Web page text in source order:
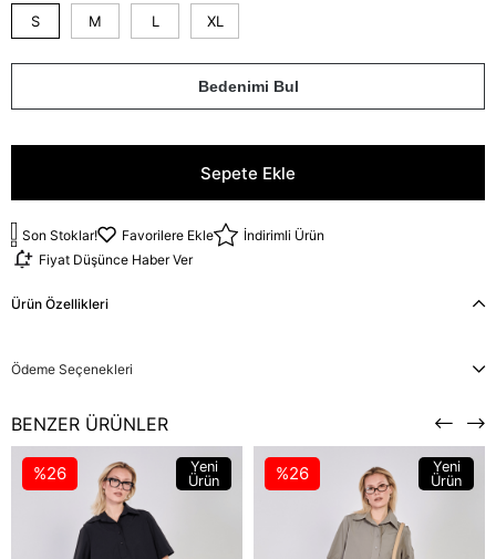
S M L XL
Bedenimi Bul
Son Stoklar! Favorilere Ekle
İndirimli Ürün
Fiyat Düşünce Haber Ver
Ürün Özellikleri
Ödeme Seçenekleri
BENZER ÜRÜNLER
%26
Yeni
Ürün
%26
Yeni
Ürün